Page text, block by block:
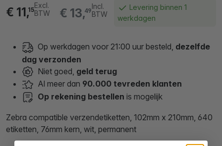
€ 13,49
Incl.
BTW
€ 11,15
Excl.
BTW
Levering binnen 1
werkdagen
Op werkdagen voor 21:00 uur besteld, dezelfde
dag verzonden
Niet goed, geld terug
Al meer dan 90.000 tevreden klanten
Op rekening bestellen is mogelijk
Zebra compatible verzendetiketten, 102mm x 210mm, 640
etiketten, 76mm kern, wit, permanent